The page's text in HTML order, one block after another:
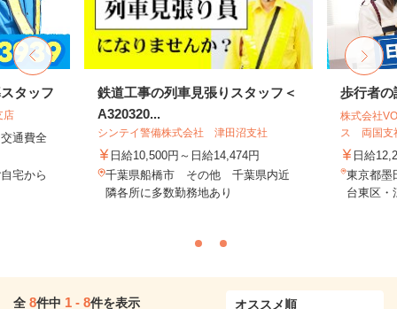
タッフ
店
通費全
宅から
鉄道工事の列車見張りスタッフ＜
A320320...
シンテイ警備株式会社 津田沼支社
日給10,500円～日給14,474円
千葉県船橋市 その他 千葉県内近
隣各所に多数勤務地あり
歩行者の
株式会社
ス 両国支
日給
東京都墨
台東区・
全 8件中 1 - 8件を表示